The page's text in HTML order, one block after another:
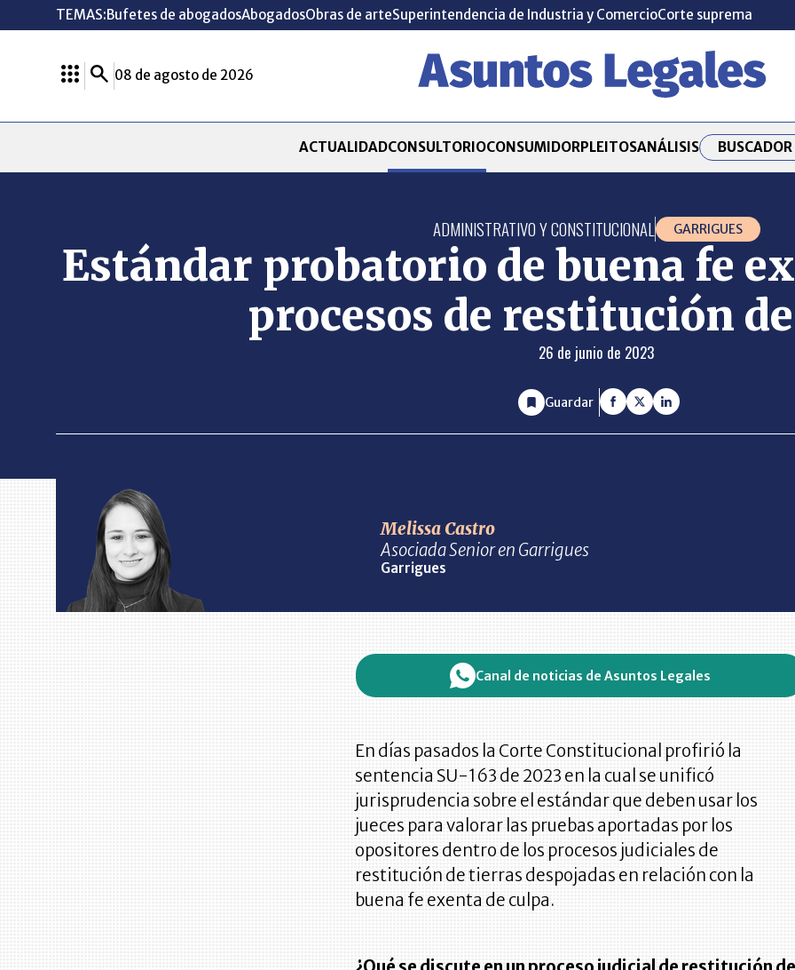
TEMAS:Bufetes de abogadosAbogadosObras de arteSuperintendencia de Industria y ComercioCorte suprema
08 de agosto de 2026
ACTUALIDADCONSULTORIOCONSUMIDORPLEITOSANÁLISIS
ADMINISTRATIVO Y CONSTITUCIONAL GARRIGUES
Estándar probatorio de buena fe
procesos de restitución
26 de junio de 2023
Guardar
Melissa Castro
Asociada Senior en Garrigues
Garrigues
Canal de noticias de Asuntos Legales
En días pasados la Corte Constitucional profirió la
sentencia SU-163 de 2023 en la cual se unificó
jurisprudencia sobre el estándar que deben usar los
jueces para valorar las pruebas aportadas por los
opositores dentro de los procesos judiciales de
restitución de tierras despojadas en relación con la
buena fe exenta de culpa.